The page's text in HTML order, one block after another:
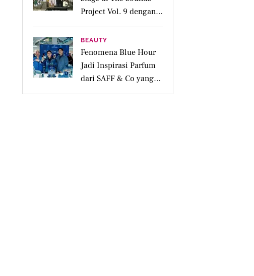
Project Vol. 9 dengan
Deretan Hitsnya
BEAUTY
Fenomena Blue Hour
Jadi Inspirasi Parfum
dari SAFF & Co yang
Beraroma Hangat dan